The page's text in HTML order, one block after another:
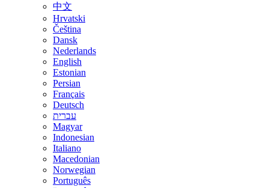
中文
Hrvatski
Čeština
Dansk
Nederlands
English
Estonian
Persian
Français
Deutsch
עברית
Magyar
Indonesian
Italiano
Macedonian
Norwegian
Português